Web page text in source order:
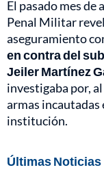
El pasado mes de
Penal Militar
aseguramiento
en contra del
Jeiler Martínez
investigaba por,
armas
institución.
Últimas Noticias